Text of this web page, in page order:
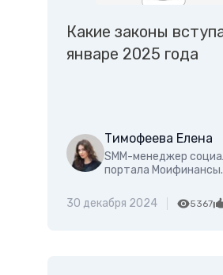
Какие законы
январе 2025 года
Тимофеева Елена
SMM-менеджер
портала
30 декабря 2024 5367